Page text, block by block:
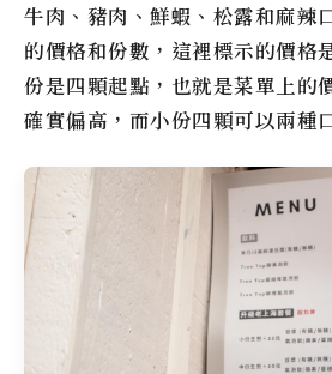
牛肉、豬肉、鮮蝦、松露和麻辣
的價格和份數，這裡標示的價格
份是四顆起點，也就是菜單上的
確實偏高，而小份四顆可以兩種